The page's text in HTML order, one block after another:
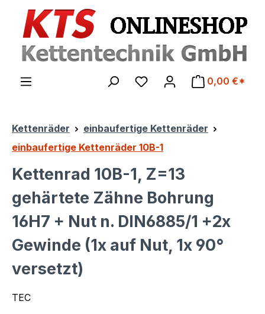
Zum Hauptinhalt springen
0,00 €*
Kettenräder
einbaufertige Kettenräder
einbaufertige Kettenräder 10B-1
Kettenrad 10B-1, Z=13
gehärtete Zähne Bohrung
16H7 + Nut n. DIN6885/1 +2x
Gewinde (1x auf Nut, 1x 90°
versetzt)
TEC